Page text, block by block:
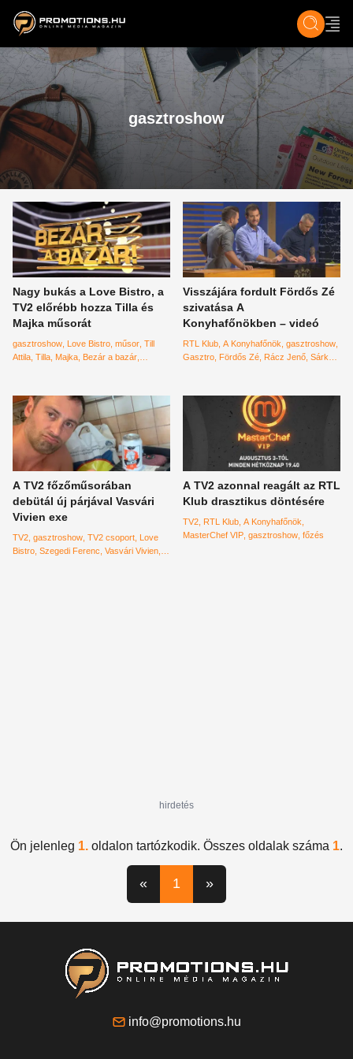
ZENE, FILM & KULT ÉLET TECH &
gasztroshow
Nagy bukás a Love Bistro, a
TV2 előrébb hozza Tilla és
Majka műsorát
gasztroshow Love Bistro műsor Till
Attila Tilla Majka Bezár a bazár
Visszájára fordult Fördős Zé
szivatása A
Konyhafőnökben – videó
RTL Klub A Konyhafőnök gasztroshow
Gasztro Fördős Zé Rácz Jenő Sárközi
A TV2 főzőműsorában
debütál új párjával Vasvári
Vivien exe
TV2 gasztroshow TV2 csoport Love
Bistro Szegedi Ferenc Vasvári Vivien
A TV2 azonnal reagált az RTL
Klub drasztikus döntésére
TV2 RTL Klub A Konyhafőnök
MasterChef VIP gasztroshow főzés
hirdetés
Ön jelenleg 1. oldalon tartózkodik. Összes oldalak száma 1.
« 1 »
info@promotions.hu